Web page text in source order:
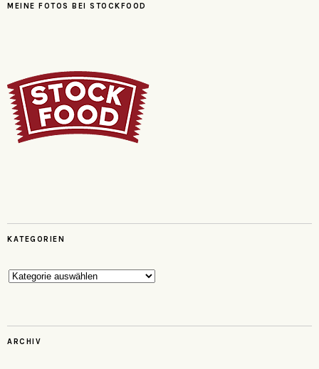
MEINE FOTOS BEI STOCKFOOD
KATEGORIEN
Kategorien
ARCHIV